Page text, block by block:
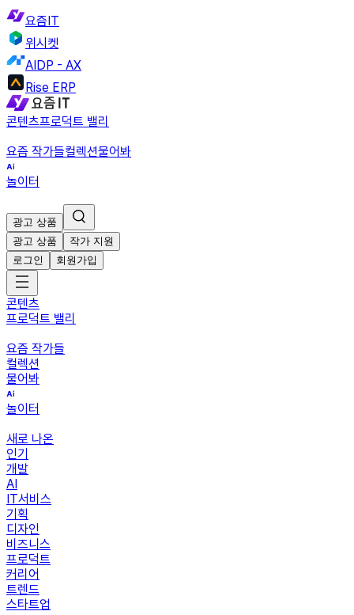
요즘IT
위시켓
AIDP - AX
Rise ERP
콘텐츠프로덕트 밸리
요즘 작가들컬렉션물어봐
놀이터
광고 상품
광고 상품
작가 지원
로그인
회원가입
콘텐츠
프로덕트 밸리
요즘 작가들
컬렉션
물어봐
놀이터
새로 나온
인기
개발
AI
IT서비스
기획
디자인
비즈니스
프로덕트
커리어
트렌드
스타트업